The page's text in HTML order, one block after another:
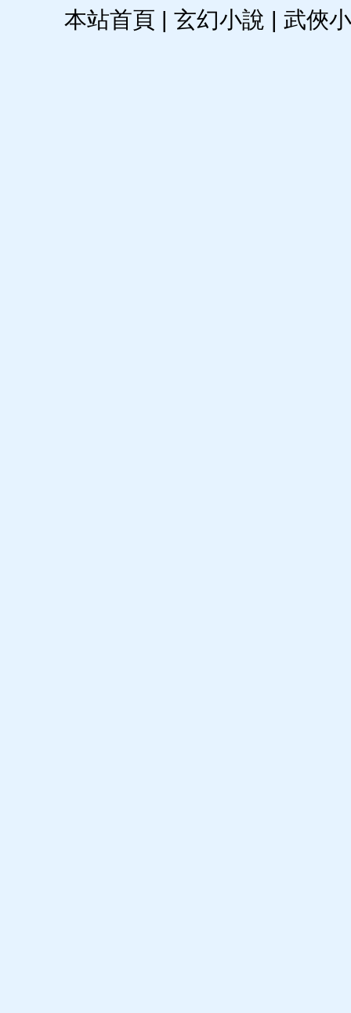
本站首頁 | 玄幻小說 | 武俠